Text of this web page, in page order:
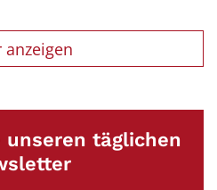
anzeigen
unseren täglichen